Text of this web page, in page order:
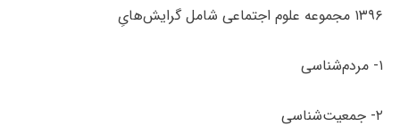
۱۳۹۶ مجموعه علوم اجتماعی شامل گرایش‌هایِ
۱- مردم‌شناسی
۲- جمعیت‌شناسی